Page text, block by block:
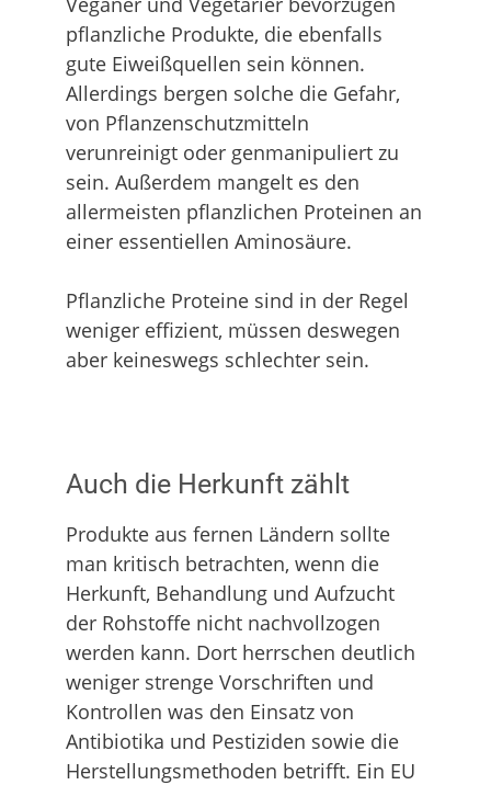
pflanzliche Produkte, die ebenfalls
gute Eiweißquellen sein können.
Allerdings bergen solche die Gefahr,
von Pflanzenschutzmitteln
verunreinigt oder genmanipuliert zu
sein. Außerdem mangelt es den
allermeisten pflanzlichen Proteinen an
einer essentiellen Aminosäure.
Pflanzliche Proteine sind in der Regel
weniger effizient, müssen deswegen
aber keineswegs schlechter sein.
Auch die Herkunft zählt
Produkte aus fernen Ländern sollte
man kritisch betrachten, wenn die
Herkunft, Behandlung und Aufzucht
der Rohstoffe nicht nachvollzogen
werden kann. Dort herrschen deutlich
weniger strenge Vorschriften und
Kontrollen was den Einsatz von
Antibiotika und Pestiziden sowie die
Herstellungsmethoden betrifft. Ein EU